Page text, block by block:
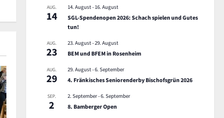
AUG.
14
14. August- 16. August
SGL-Spendenopen 2026: Schach spielen und Gutes
tun!
AUG.
23
23. August-29. August
BEM und BFEM in Rosenheim
AUG.
29
29. August-6. September
4. Fränkisches Seniorenderby Bischofsgrün 2026
SEP.
2
2. September-6. September
8. Bamberger Open